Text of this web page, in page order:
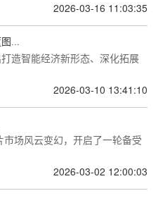
2026-03-16 11:03:35
...
造智能经济新形态、深化拓展
2026-03-10 13:41:10
场风云变幻，开启了一轮备受
2026-03-02 12:00:03